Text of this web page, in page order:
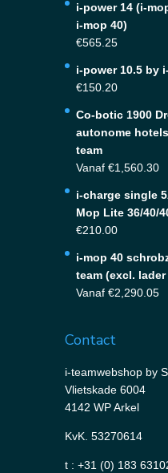
i-power 14 (i-
i-mop 40)
€565.25
i-power 10.5 by
€150.20
Co-botic 1900
autonome
team
Vanaf €1,560.30
i-charge single
Mop Lite 36/40/
€210.00
i-mop 40
team (excl.
Vanaf €2,290.05
Contact
i-teamwebshop by
Vlietskade 6004
4142 WP Arkel
KvK. 53270614
t : +31 (0) 183